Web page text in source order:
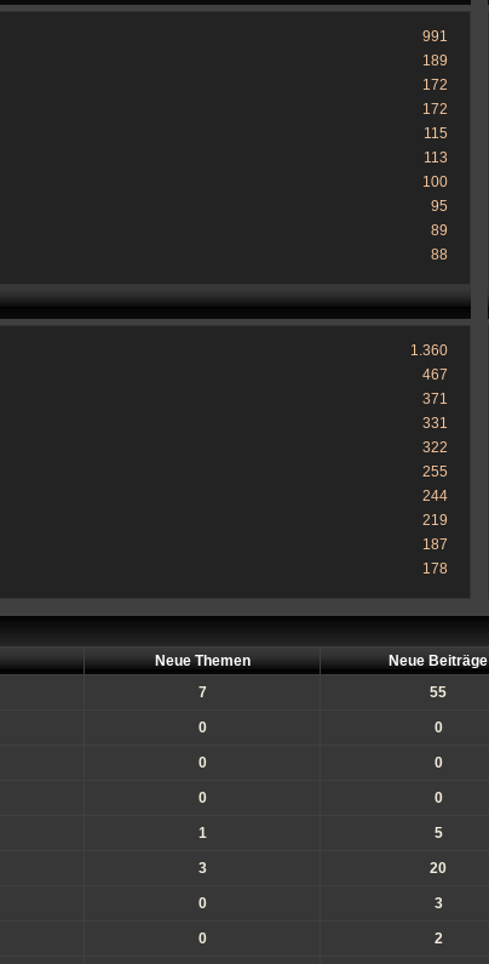
991
189
172
172
115
113
100
95
89
88
1.360
467
371
331
322
255
244
219
187
178
Neue Themen Neue Beiträge
7 55
0 0
0 0
0 0
1 5
3 20
0 3
0 2